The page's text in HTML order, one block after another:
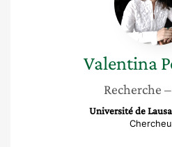
Valentina
Recherche
Université de